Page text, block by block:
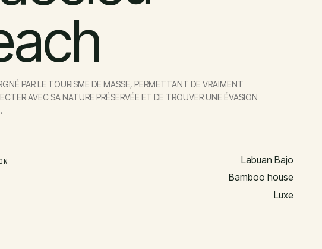
PAR LE TOURISME DE MASSE, PERMETTANT DE VRAIMENT
AVEC SA NATURE PRÉSERVÉE ET DE TROUVER UNE ÉVASION
Labuan Bajo
Bamboo house
Luxe